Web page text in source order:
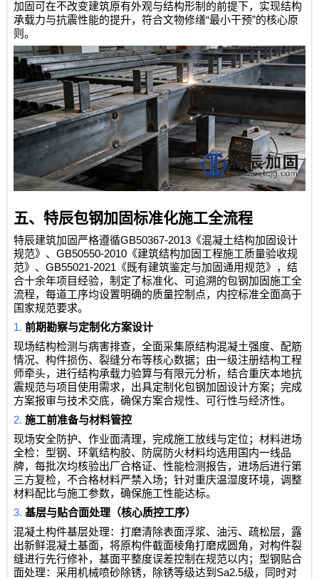
加固可在不改变建筑原有外观与结构形制的前提下，实现结构
承载力与抗震性能的提升，符合文物修缮“最小干预”的核心原
则。
五、特辰包钢加固标准化施工全流程
特辰建筑加固严格遵循GB50367-2013 《混凝土结构加固设计
规范》、GB50550-2010 《建筑结构加固工程施工质量验收规
范》、GB55021-2021 《既有建筑鉴定与加固通用规范》，结
合十余年项目经验，制定了标准化、可追溯的包钢加固施工全
流程，每道工序均设置明确的质量控制点，内控标准全面高于
国家规范要求。
1.前期勘察与定制化方案设计
现场结构检测与病害排查，全面采集原结构混凝土强度、配筋
情况、构件损伤、裂缝分布等核心数据；由一级注册结构工程
师牵头，进行结构承载力验算与有限元分析，结合重庆本地抗
震规范与项目使用需求，出具定制化包钢加固设计方案；完成
方案报审与技术交底，确保方案合规性、可行性与经济性。
2.施工前准备与材料管控
现场安全防护、作业面清理，完成施工放线与定位；材料进场
全检：型钢、环氧结构胶、防腐防火材料均选用国内一线品
牌，每批次均核验出厂合格证、性能检测报告，进场后进行第
三方复检，不合格材料严禁入场；针对重庆温湿度环境，调整
材料配比与施工参数，确保施工性能达标。
3.基层与贴合面处理（核心质控工序）
混凝土构件基层处理：打磨清除表面浮浆、油污、疏松层，露
出新鲜混凝土基面，将原构件截面棱角打磨成圆角，对构件裂
缝进行先行修补，基面平整度误差控制在规范以内；型钢贴合
面处理：采用机械喷砂除锈，除锈等级达到 Sa2.5级，同时对